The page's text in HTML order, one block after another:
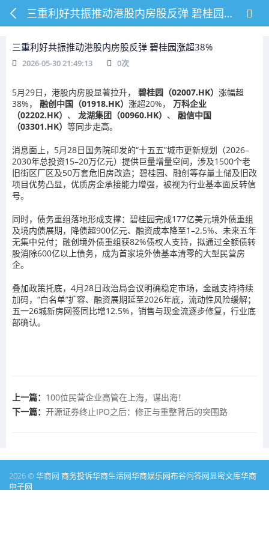
三重利好共振推动港股内房股反弹 碧桂园涨超38%
三重利好共振推动港股内房股反弹 碧桂园涨超38%
2026-05-30 21:49:13 0次
5月29日，港股内房股显著拉升， 碧桂园（02007.HK） 涨幅超
38%， 融创中国（01918.HK） 涨超20%， 万科企业
（02202.HK） 、 龙湖集团（00960.HK） 、 融信中国
（03301.HK） 等同步走高。
消息面上，5月28日国务院印发的“十五五”城市更新规划（2026–
2030年总投资15–20万亿元）提供巨量增量空间，涉及1500个老
旧街区厂区及50万套危旧房改造；碧桂园、融创等存量土储及旧改
项目优势凸显，优质房企承接能力增强，被视为行业基本面反转信
号。
同时，债务重组落地形成支撑：碧桂园完成177亿美元境外债重组
及境内债展期，降债超900亿元、融资成本降至1–2.5%、未来五年
无集中兑付；融创境外债重组获82%债权人支持，拟通过全额债转
股消除600亿以上债务，成为首家境外债基本清零的大型民营房
企。
叠加政策托底，4月28日政治局会议明确稳定市场，金融支持持续
加码，“白名单”扩容、融资展期延至2026年底，流动性风险缓解；
五一26城新房网签同比增12.5%，销售与现金流逐步修复，行业底
部确认。
上一篇： 100位民营企业高管在上海，谋出海！
下一篇： 开源证券终止IPO之后：修正与重整背后的突围路
2026 © 华商网 商务投诉华商生活网华商娱乐网布谷问答网显密文库华商
电子网